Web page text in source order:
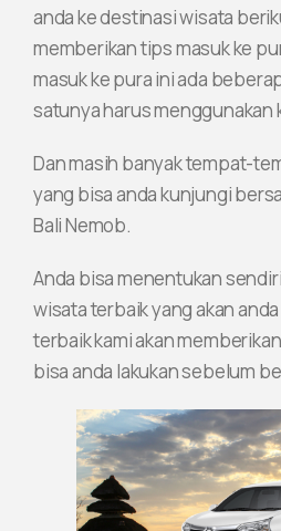
anda ke destinasi wisata
memberikan tips masuk ke
masuk ke pura ini ada
satunya harus menggunakan
Dan masih banyak tempat-
yang bisa anda kunjungi
Bali Nemob.
Anda bisa menentukan
wisata terbaik yang akan
terbaik kami akan
bisa anda lakukan sebelum